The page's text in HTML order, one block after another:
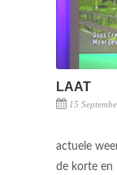
LAAT
15
actuele
de korte en